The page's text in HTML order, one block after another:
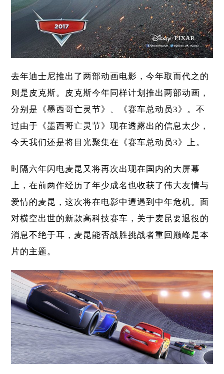
去年迪士尼推出了两部动画电影，今年取而代之的
则是皮克斯。皮克斯今年同样计划推出两部动画，
分别是《墨西哥亡灵节》、《赛车总动员3》。不
过由于《墨西哥亡灵节》现在透露出的信息太少，
今天我们还是将目光聚集在《赛车总动员3》上。
时隔六年闪电麦昆又将再次出现在国内的大屏幕
上，在前两作经历了年少成名也收获了伟大友情与
爱情的麦昆，这次将在电影中遭遇到中年危机。面
对横空出世的新款高科技赛车，关于麦昆要退役的
消息不绝于耳，麦昆能否战胜挑战者重回巅峰是本
片的主题。